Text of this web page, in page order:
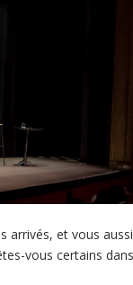
arrivés, et vous
vous certains